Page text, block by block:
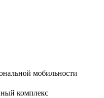
мобильности
комплекс